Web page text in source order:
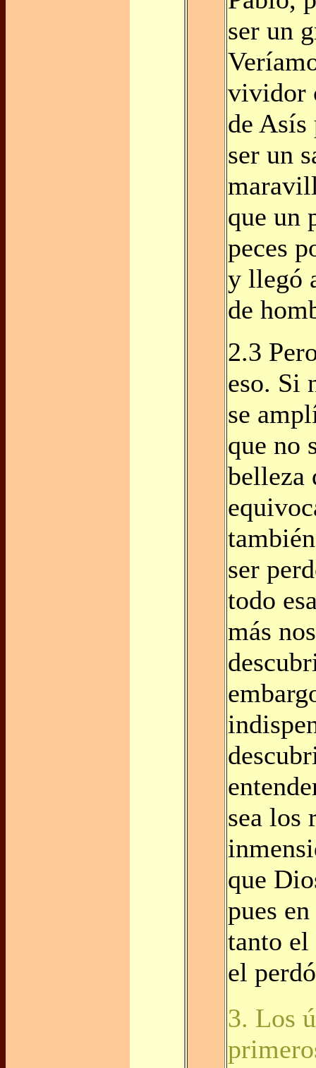
ser un
vividor
de Asís
ser un
que un
peces
y llegó
de
2.3
eso. Si
se
que no
belleza
ser
todo
más
sea los
que
pues
tanto el
el
3. Los